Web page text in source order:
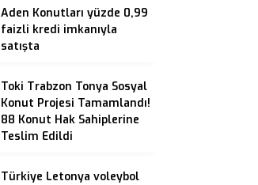
Aden Konutları yüzde 0,99
faizli kredi imkanıyla
satışta
Toki Trabzon Tonya Sosyal
Konut Projesi Tamamlandı!
88 Konut Hak Sahiplerine
Teslim Edildi
Türkiye Letonya voleybol